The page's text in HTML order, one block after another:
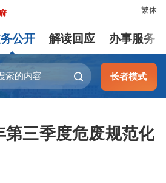
繁体
公开 解读回应 办事服务
长者模式
第三季度危废规范化